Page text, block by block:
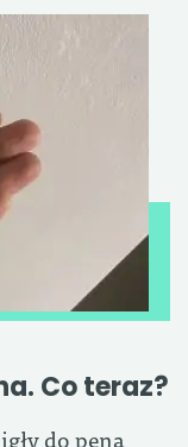
Co teraz?
do pena